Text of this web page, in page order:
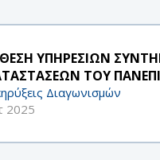
ΥΠΗΡΕΣΙΩΝ
ΤΟΥ
Διαγωνισμών
2025